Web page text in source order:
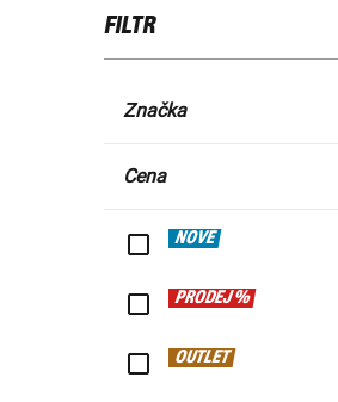
FILTR
Značka
Cena
NOVÉ
PRODEJ %
OUTLET